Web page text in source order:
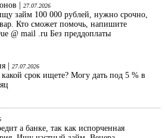
| 27.07.2026
займ 100 000 рублей, нужно срочно,
Кто сможет помочь, напишите
@ mail .ru Без преддоплаты
|
27.07.2026
срок ищете? Могу дать под 5 % в
а банке, так как испорченная